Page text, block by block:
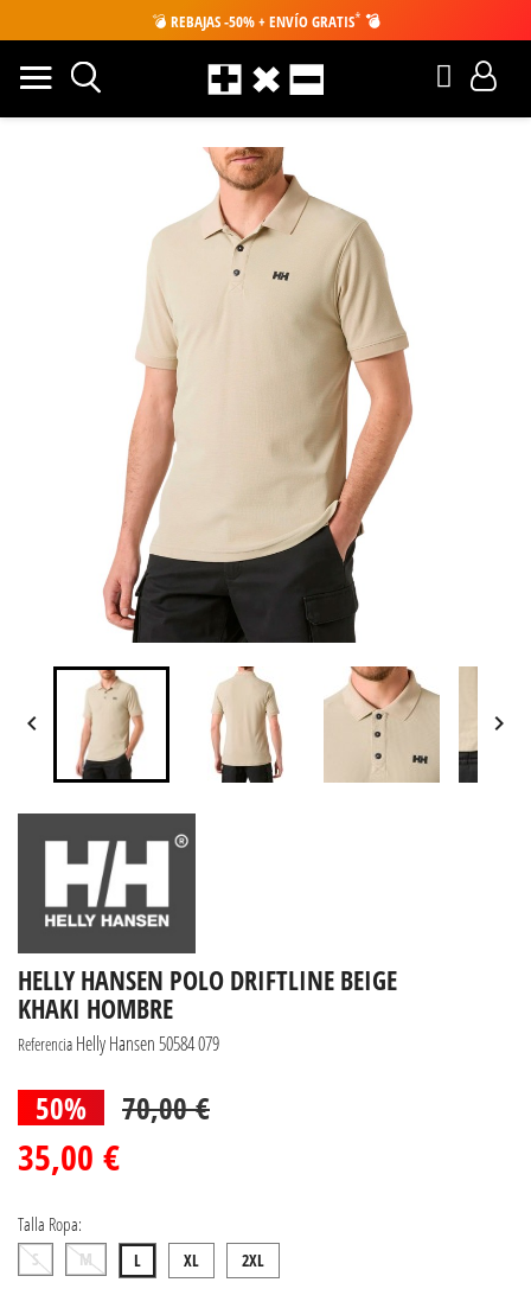
💣 REBAJAS -50% + ENVÍO GRATIS* 💣
 
HELLY HANSEN POLO DRIFTLINE BEIGE
KHAKI HOMBRE
Referencia Helly Hansen 50584 079
50% 70,00 €
35,00 €
Talla Ropa:
S M L XL 2XL